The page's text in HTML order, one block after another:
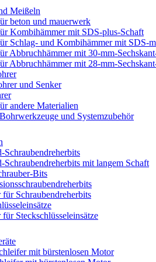
Meißeln
beton und mauerwerk
Kombihämmer mit SDS-plus-Schaft
Schlag- und Kombihämmer mit SDS-
Abbruchhämmer mit 30-mm-
Abbruchhämmer mit 28-mm-
und Senker
andere Materialien
und Systemzubehör
Schraubendreherbits
Schraubendreherbits mit langem Schaft
Bits
Schraubendreherbits
Steckschlüsseleinsätze
mit bürstenlosen Motor